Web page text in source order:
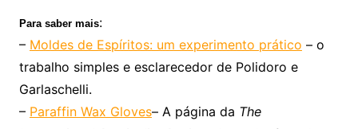
Para saber mais:
– Moldes de Espíritos: um experimento prático – o
trabalho simples e esclarecedor de Polidoro e
Garlaschelli.
– Paraffin Wax Gloves– A página da The